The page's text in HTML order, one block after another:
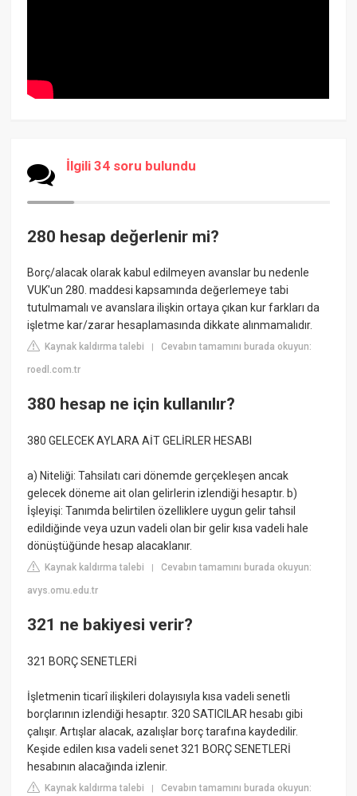
İlgili 34 soru bulundu
280 hesap değerlenir mi?
Borç/alacak olarak kabul edilmeyen avanslar bu nedenle
VUK'un 280. maddesi kapsamında değerlemeye tabi
tutulmamalı ve avanslara ilişkin ortaya çıkan kur farkları da
işletme kar/zarar hesaplamasında dikkate alınmamalıdır.
Kaynak kaldırma talebi |Cevabın tamamını burada okuyun:
roedl.com.tr
380 hesap ne için kullanılır?
380 GELECEK AYLARA AİT GELİRLER HESABI
a) Niteliği: Tahsilatı cari dönemde gerçekleşen ancak
gelecek döneme ait olan gelirlerin izlendiği hesaptır. b)
İşleyişi: Tanımda belirtilen özelliklere uygun gelir tahsil
edildiğinde veya uzun vadeli olan bir gelir kısa vadeli hale
dönüştüğünde hesap alacaklanır.
Kaynak kaldırma talebi |Cevabın tamamını burada okuyun:
avys.omu.edu.tr
321 ne bakiyesi verir?
321 BORÇ SENETLERİ
İşletmenin ticarî ilişkileri dolayısıyla kısa vadeli senetli
borçlarının izlendiği hesaptır. 320 SATICILAR hesabı gibi
çalışır. Artışlar alacak, azalışlar borç tarafına kaydedilir.
Keşide edilen kısa vadeli senet 321 BORÇ SENETLERİ
hesabının alacağında izlenir.
Kaynak kaldırma talebi |Cevabın tamamını burada okuyun: